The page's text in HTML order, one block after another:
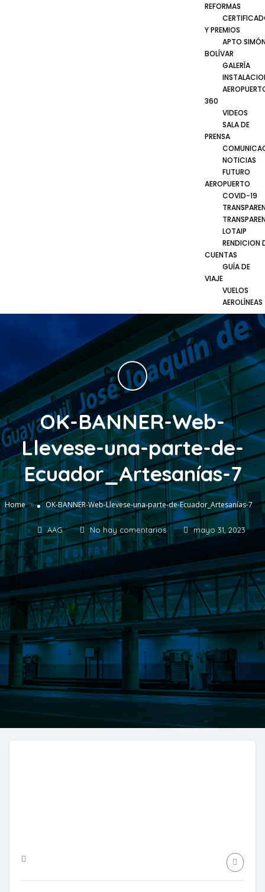
REFORMAS
Y PREMIOS
APTO
BOLÍVAR
GALERÍA
360
VIDEOS
SALA DE
PRENSA
NOTICIAS
FUTURO
AEROPUERTO
COVID-19
LOTAIP
RENDICION
CUENTAS
GUÍA DE
VIAJE
VUELOS
AEROLÍNEAS
OK-BANNER-Web-
Llevese-una-parte-de-
Ecuador_Artesanías-7
Home » OK-BANNER-Web-Llevese-una-parte-de-Ecuador_Artesanías-7
AAG No hay comentarios mayo 31, 2023